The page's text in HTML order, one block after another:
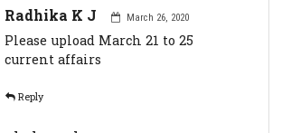
Radhika K J March 26, 2020
Please upload March 21 to 25
current affairs
Reply